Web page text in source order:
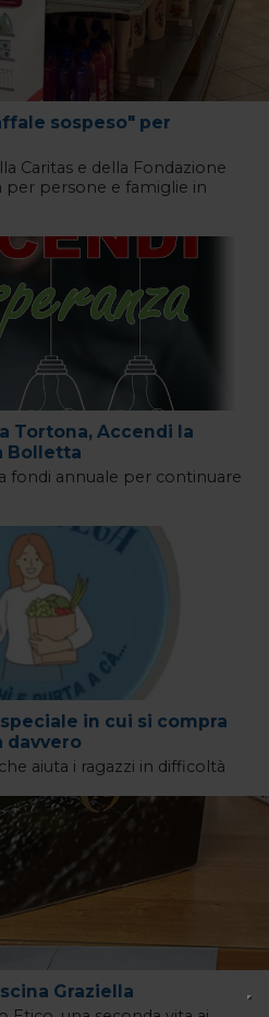
sospeso" per
Caritas e della Fondazione
per persone e famiglie in
Tortona, Accendi la
Bolletta
fondi annuale per continuare
in cui si compra
davvero
aiuta i ragazzi in difficoltà
Graziella